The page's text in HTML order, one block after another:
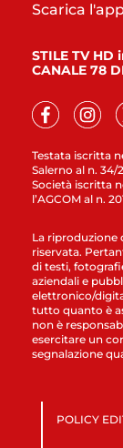
Testata iscritta
Salerno al n. 34/
Società iscritta
l’AGCOM al n.
Scarica
STILE TV HD
CANALE 78
La riproduzione
riservata.
di testi,
aziendali e
elettronico/
tutto quanto è
non è
esercitare un
segnalazione
POLICY